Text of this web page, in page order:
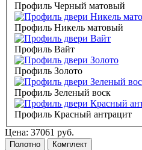
Профиль Черный матовый
Профиль Никель матовый
Профиль Вайт
Профиль Золото
Профиль Зеленый воск
Профиль Красный антрацит
Цена: 37061 руб.
Полотно
Комплект